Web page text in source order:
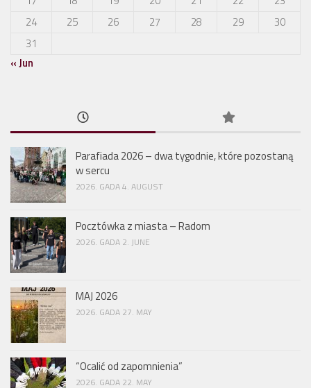
24
25 26 27 28 29
30
31
« Jun
Parafiada 2026 – dwa tygodnie, które pozostaną
w sercu
2026. GADA 4. AUGUST
Pocztówka z miasta – Radom
2026. GADA 2. JUNE
MAJ 2026
2026. GADA 27. MAY
“Ocalić od zapomnienia”
2026. GADA 22. MAY